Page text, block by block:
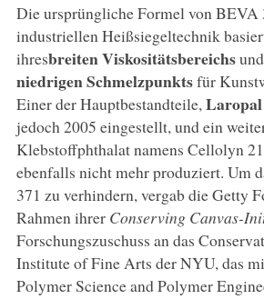
Die ursprüngliche Formel von BEVA
industriellen Heißsiegeltechnik
ihresbreiten Viskositätsbereichs
niedrigen Schmelzpunktsfür
Einer der Hauptbestandteile,
jedoch 2005 eingestellt, und ein
Klebstoffphthalat namens Cellolyn
ebenfalls nicht mehr produziert. Um
371 zu verhindern, vergab die Getty
Rahmen ihrer Conserving Canvas-
Forschungszuschuss an das
Institute of Fine Arts der NYU, das
Polymer Science and Polymer